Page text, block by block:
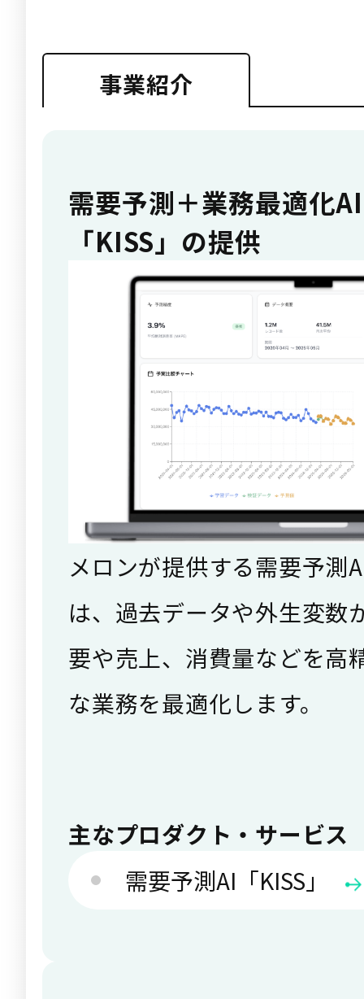
事業紹介
需要予測＋業務最適化
「KISS」の提供
メロンが提供する需要予測
は、過去データや外生変数
要や売上、消費量などを高
な業務を最適化します。
主なプロダクト・サービス
需要予測AI「KISS」